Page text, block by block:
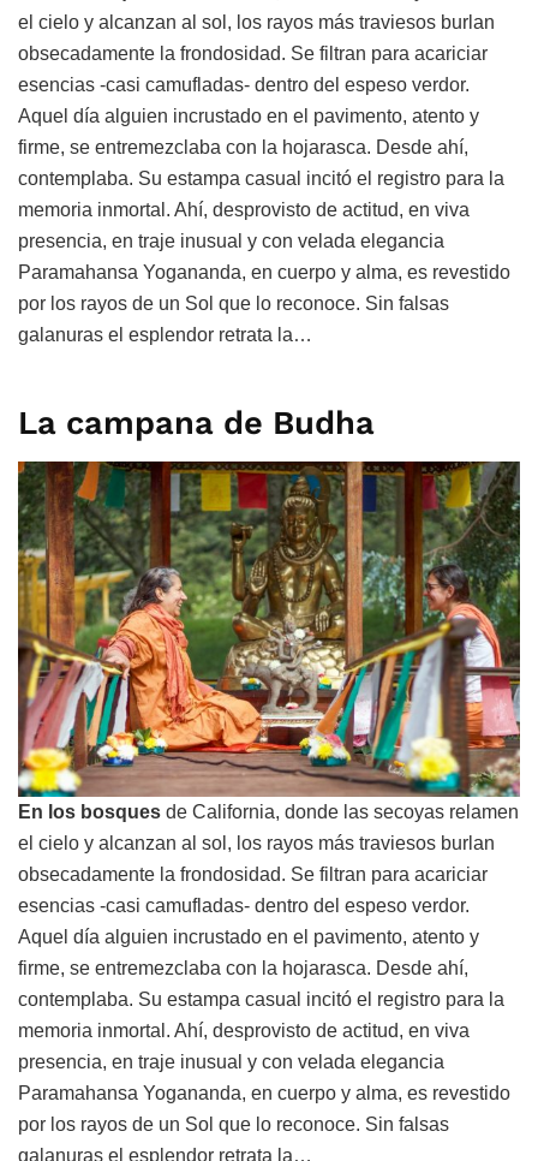
el cielo y alcanzan al sol, los rayos más traviesos burlan
obsecadamente la frondosidad. Se filtran para acariciar
esencias -casi camufladas- dentro del espeso verdor.
Aquel día alguien incrustado en el pavimento, atento y
firme, se entremezclaba con la hojarasca. Desde ahí,
contemplaba. Su estampa casual incitó el registro para la
memoria inmortal. Ahí, desprovisto de actitud, en viva
presencia, en traje inusual y con velada elegancia
Paramahansa Yogananda, en cuerpo y alma, es revestido
por los rayos de un Sol que lo reconoce. Sin falsas
galanuras el esplendor retrata la…
La campana de Budha
En los bosques de California, donde las secoyas relamen
el cielo y alcanzan al sol, los rayos más traviesos burlan
obsecadamente la frondosidad. Se filtran para acariciar
esencias -casi camufladas- dentro del espeso verdor.
Aquel día alguien incrustado en el pavimento, atento y
firme, se entremezclaba con la hojarasca. Desde ahí,
contemplaba. Su estampa casual incitó el registro para la
memoria inmortal. Ahí, desprovisto de actitud, en viva
presencia, en traje inusual y con velada elegancia
Paramahansa Yogananda, en cuerpo y alma, es revestido
por los rayos de un Sol que lo reconoce. Sin falsas
galanuras el esplendor retrata la…